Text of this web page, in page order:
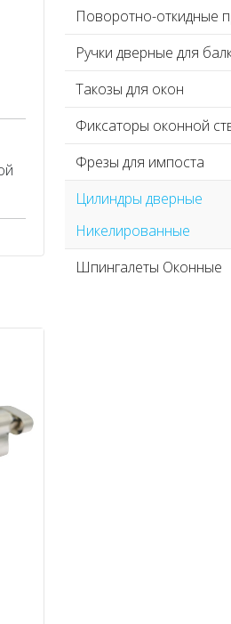
Поворотно-откидные
Ручки дверные для
Такозы для окон
Фиксаторы оконной
Фрезы для импоста
Цилиндры дверные
Никелированные
Шпингалеты Оконные